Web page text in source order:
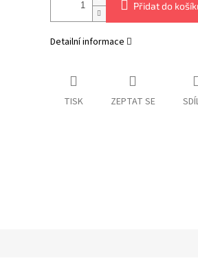
Přidat do
Detailní informace
TISK ZEPTAT SE